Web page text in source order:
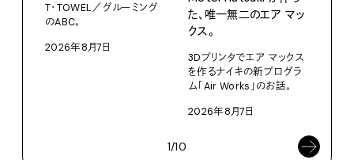
T・TOWEL／グルーミング
のABC。
2026年8月7日
た、唯⼀無⼆のエア マッ
クス。
3Dプリンタでエア マックス
を作るナイキの新プログラ
ム「Air Works」のお話。
2026年8月7日
1/10